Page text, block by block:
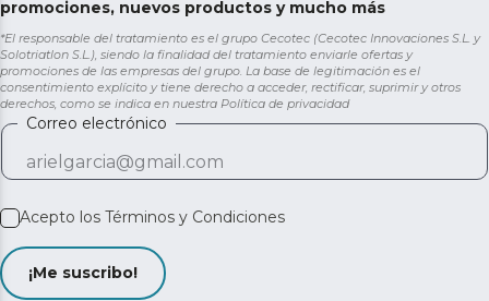
promociones, nuevos productos y mucho más
*El responsable del tratamiento es el grupo Cecotec (Cecotec Innovaciones S.L. y
Solotriatlon S.L.), siendo la finalidad del tratamiento enviarle ofertas y
promociones de las empresas del grupo. La base de legitimación es el
consentimiento explícito y tiene derecho a acceder, rectificar, suprimir y otros
derechos, como se indica en nuestra Política de privacidad
Correo electrónico
Acepto los Términos y Condiciones
¡Me suscribo!